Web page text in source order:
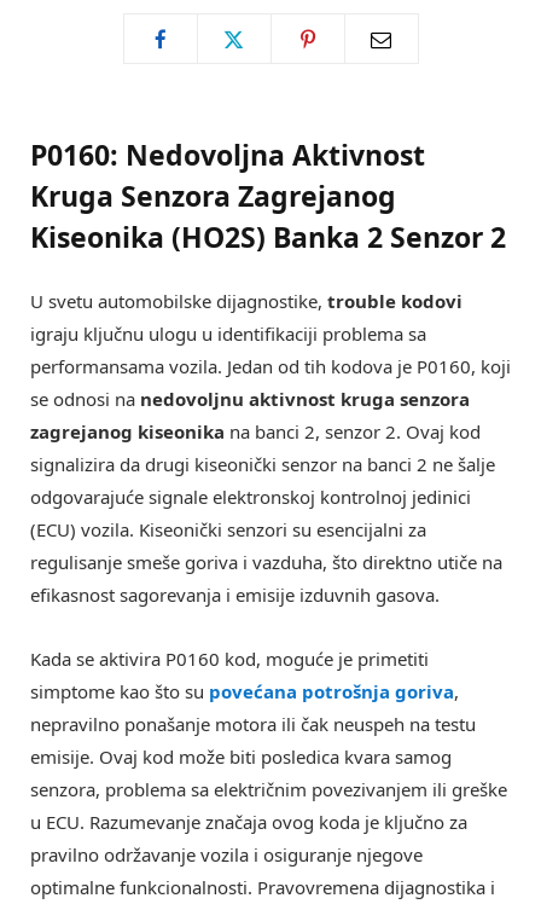
P0160: Nedovoljna Aktivnost
Kruga Senzora Zagrejanog
Kiseonika (HO2S) Banka 2 Senzor 2
U svetu automobilske dijagnostike, trouble kodovi
igraju ključnu ulogu u identifikaciji problema sa
performansama vozila. Jedan od tih kodova je P0160, koji
se odnosi na nedovoljnu aktivnost kruga senzora
zagrejanog kiseonika na banci 2, senzor 2. Ovaj kod
signalizira da drugi kiseonički senzor na banci 2 ne šalje
odgovarajuće signale elektronskoj kontrolnoj jedinici
(ECU) vozila. Kiseonički senzori su esencijalni za
regulisanje smeše goriva i vazduha, što direktno utiče na
efikasnost sagorevanja i emisije izduvnih gasova.
Kada se aktivira P0160 kod, moguće je primetiti
simptome kao što su povećana potrošnja goriva,
nepravilno ponašanje motora ili čak neuspeh na testu
emisije. Ovaj kod može biti posledica kvara samog
senzora, problema sa električnim povezivanjem ili greške
u ECU. Razumevanje značaja ovog koda je ključno za
pravilno održavanje vozila i osiguranje njegove
optimalne funkcionalnosti. Pravovremena dijagnostika i